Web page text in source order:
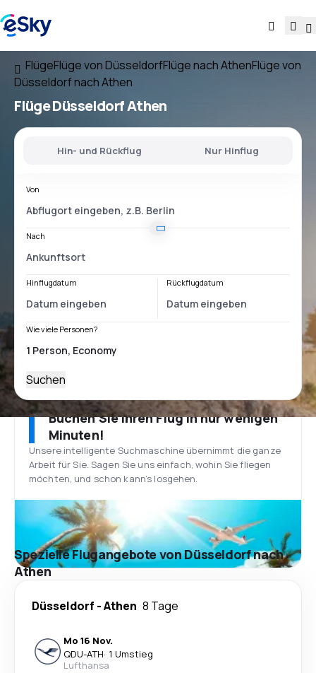
FlügeFlüge von DüsseldorfFlüge nach AthenFlüge von
Düsseldorf nach Athen
FlügeDüsseldorf Athen
Hin- und Rückflug Nur Hinflug
Von
Nach
Hinflugdatum Rückflugdatum
Wie viele Personen?
Suchen
Buchen Sie Ihren Flug in nur wenigen
Minuten!
Unsere intelligente Suchmaschine übernimmt die ganze
Arbeit für Sie. Sagen Sie uns einfach, wohin Sie fliegen
möchten, und schon kann’s losgehen.
Spezielle Flugangebote von Düsseldorf nach
Athen
Düsseldorf -Athen 8 Tage
Mo 16 Nov.
QDU-ATH· 1 Umstieg
Lufthansa